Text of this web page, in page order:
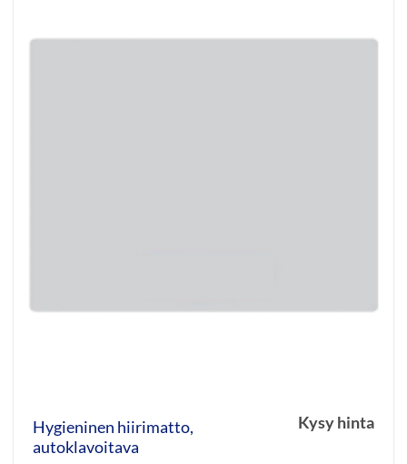
Hygieninen hiirimatto,
autoklavoitava
Kysy hinta